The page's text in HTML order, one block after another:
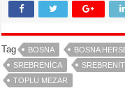
Tag BOSNA BOSNA
SREBRENICA
TOPLU MEZAR